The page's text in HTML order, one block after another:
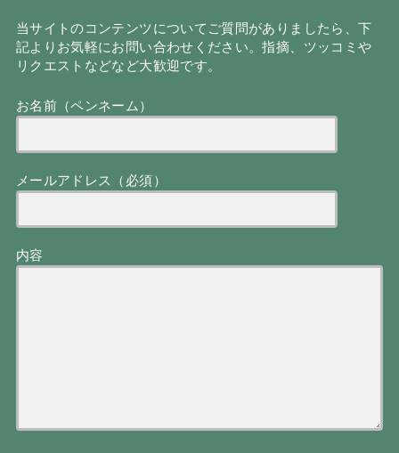
当サイトのコンテンツについてご質問がありましたら、下
記よりお気軽にお問い合わせください。指摘、ツッコミや
リクエストなどなど大歓迎です。
お名前（ペンネーム）
メールアドレス（必須）
内容